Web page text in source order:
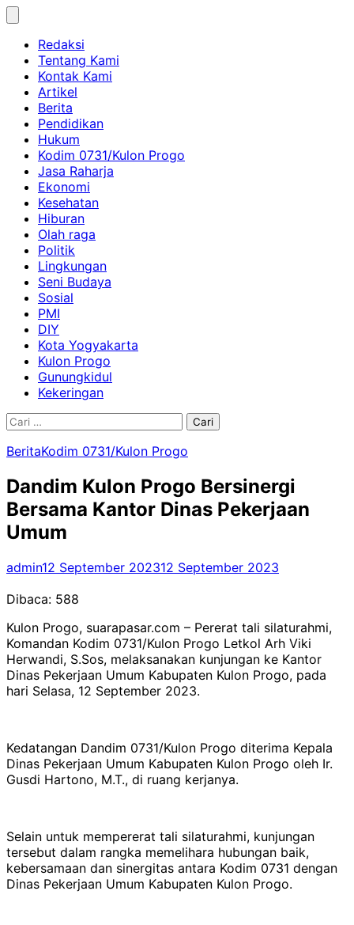
Skip
contentRedaksi
Tentang Kami
Kontak Kami
Artikel
Berita
Pendidikan
Hukum
Kodim 0731/Kulon Progo
Jasa Raharja
Ekonomi
Kesehatan
Hiburan
Olah raga
Politik
Lingkungan
Seni Budaya
Sosial
PMI
DIY
Kota Yogyakarta
Kulon Progo
Gunungkidul
Kekeringan
Cari
BeritaKodim 0731/Kulon Progo
Dandim Kulon Progo Bersinergi
Bersama Kantor Dinas Pekerjaan
Umum
admin12 September 202312 September 2023
Dibaca: 588
Kulon Progo, suarapasar.com – Pererat tali silaturahmi,
Komandan Kodim 0731/Kulon Progo Letkol Arh Viki
Herwandi, S.Sos, melaksanakan kunjungan ke Kantor
Dinas Pekerjaan Umum Kabupaten Kulon Progo, pada
hari Selasa, 12 September 2023.
Kedatangan Dandim 0731/Kulon Progo diterima Kepala
Dinas Pekerjaan Umum Kabupaten Kulon Progo oleh Ir.
Gusdi Hartono, M.T., di ruang kerjanya.
Selain untuk mempererat tali silaturahmi, kunjungan
tersebut dalam rangka memelihara hubungan baik,
kebersamaan dan sinergitas antara Kodim 0731 dengan
Dinas Pekerjaan Umum Kabupaten Kulon Progo.